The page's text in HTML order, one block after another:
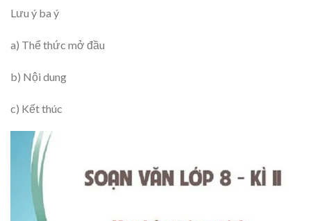
Lưu ý ba ý
a) Thể thức mở đầu
b) Nội dung
c) Kết thúc